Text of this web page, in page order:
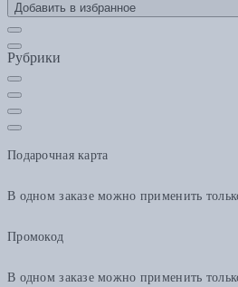
Добавить в избранное
Рубрики
Подарочная карта
В одном заказе можно применить
Промокод
В одном заказе можно применить